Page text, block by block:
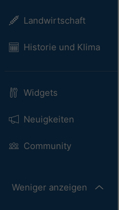
Landwirtschaft
Historie und Klima
Widgets
Neuigkeiten
Community
Weniger anzeigen